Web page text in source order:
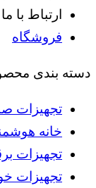
ارتباط با ما
فروشگاه
دسته بندی
تجهیزات
خانه
تجهیزات
تجهیزات